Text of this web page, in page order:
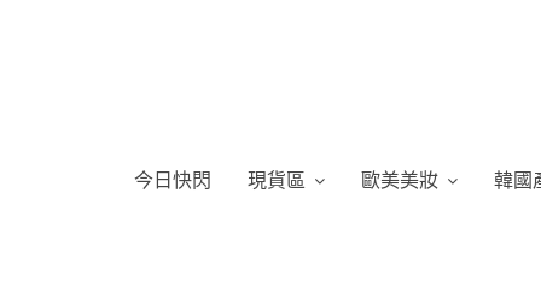
今日快閃 現貨區 歐美美妝 韓國